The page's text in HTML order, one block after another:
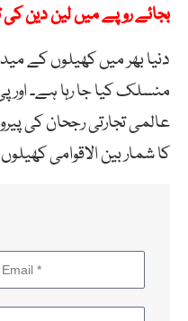
بجائے روپے میں لین دین کی
دنیا بھر میں کھیلوں کے
منسلک کیا جا رہا ہے۔ اور
عالمی تجارتی رجحان کی
کا شمار بین الاقوامی